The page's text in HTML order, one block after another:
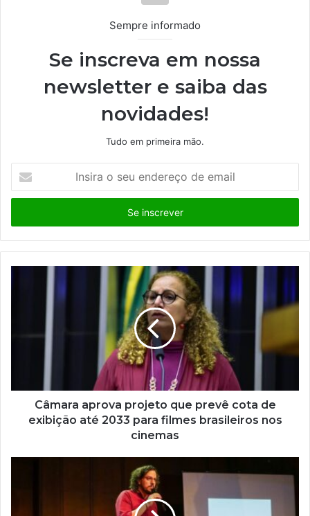
Sempre informado
Se inscreva em nossa
newsletter e saiba das
novidades!
Tudo em primeira mão.
s
r
a
e
e
Câmara aprova projeto que prevê cota de
exibição até 2033 para filmes brasileiros nos
cinemas